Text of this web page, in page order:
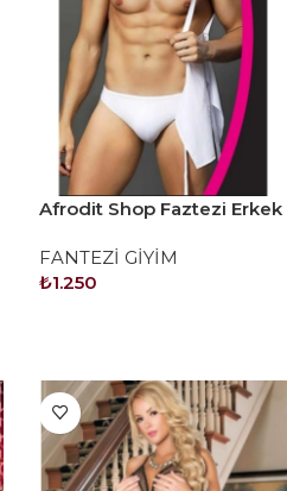
Afrodit Shop Faztezi Erkek
FANTEZİ GİYİM
₺1.250